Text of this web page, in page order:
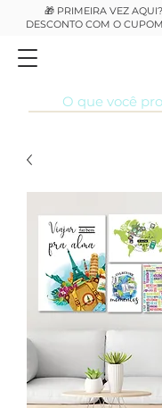
🎁 PRIMEIRA VEZ
DESCONTO COM O CUPOM